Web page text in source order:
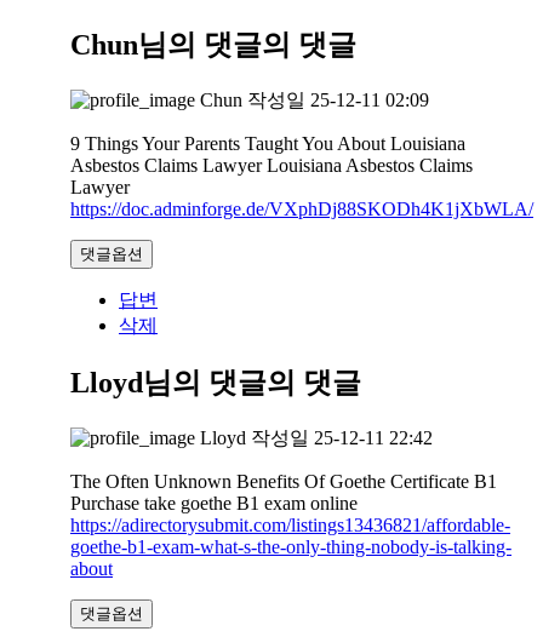
Chun님의 댓글의 댓글
Chun 작성일 25-12-11 02:09
9 Things Your Parents Taught You About Louisiana
Asbestos Claims Lawyer Louisiana Asbestos Claims
Lawyer
https://doc.adminforge.de/VXphDj88SKODh4K1jXbWLA/
댓글옵션
답변
삭제
Lloyd님의 댓글의 댓글
Lloyd 작성일 25-12-11 22:42
The Often Unknown Benefits Of Goethe Certificate B1
Purchase take goethe B1 exam online
https://adirectorysubmit.com/listings13436821/affordable-
goethe-b1-exam-what-s-the-only-thing-nobody-is-talking-
about
댓글옵션